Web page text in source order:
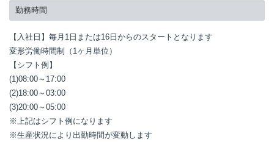
勤務時間
【入社日】毎月1日または16日からのスタートとなります
変形労働時間制（1ヶ月単位）
【シフト例】
(1)08:00～17:00
(2)18:00～03:00
(3)20:00～05:00
※上記はシフト例になります
※生産状況により出勤時間が変動します